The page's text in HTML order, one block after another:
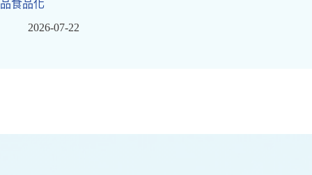
品食品化
2026-07-22